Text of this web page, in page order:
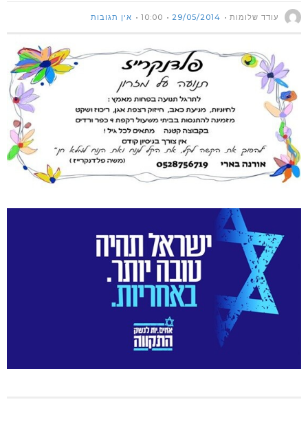
עודד שלומות 29/05/2014
10:00 אין תגובות